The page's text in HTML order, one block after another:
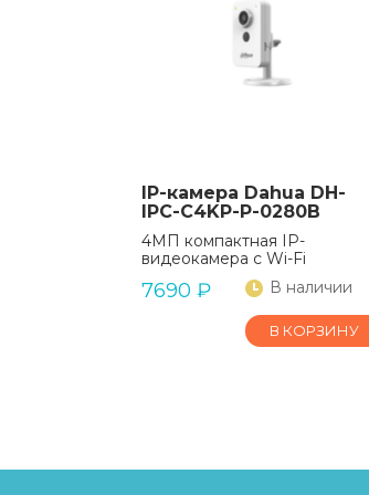
IP-камера Dahua DH-
IPC-C4KP-P-0280B
4МП компактная IP-
видеокамера с Wi-Fi
7690 ₽ В наличии
В КОРЗИНУ